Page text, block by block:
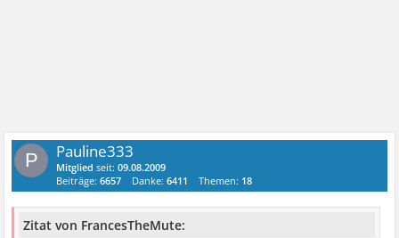
P Pauline333
Mitglied seit:09.08.2009
Beiträge:6657 Danke:6411 Themen: 18
Zitat von FrancesTheMute: